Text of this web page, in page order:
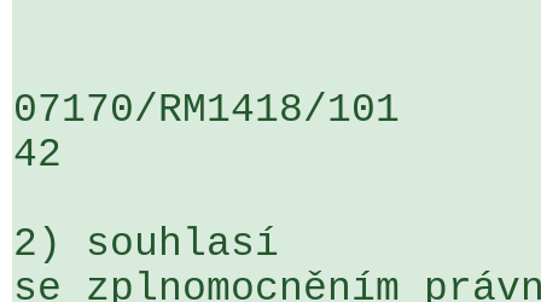
07170/RM1418/
42
2) souhlasí
se zplnomocněním